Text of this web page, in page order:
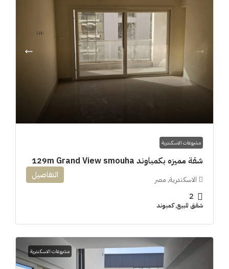
مشروعات الاسكندرية
شقة مميزه بكمباوند 129m Grand View smouha
الاسكندرية, مصر
2
شقق للبيع, كمبوند
التفاصيل
مشروعات الاسكندرية